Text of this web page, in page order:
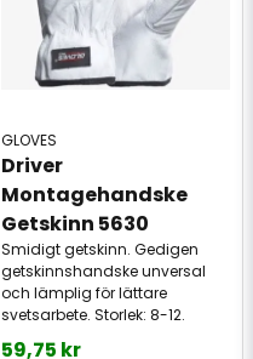
GLOVES
Driver
Montagehandske
Getskinn 5630
Smidigt getskinn. Gedigen
getskinnshandske unversal
och lämplig för lättare
svetsarbete. Storlek: 8-12.
59,75 kr